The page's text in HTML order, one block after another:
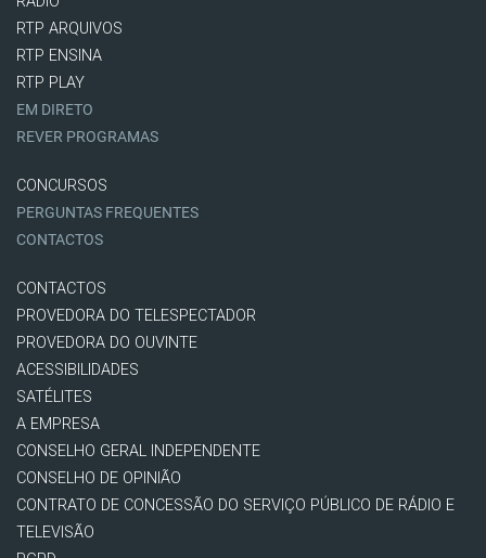
RTP ARQUIVOS
RTP ENSINA
RTP PLAY
EM DIRETO
REVER PROGRAMAS
CONCURSOS
PERGUNTAS FREQUENTES
CONTACTOS
CONTACTOS
PROVEDORA DO TELESPECTADOR
PROVEDORA DO OUVINTE
ACESSIBILIDADES
SATÉLITES
A EMPRESA
CONSELHO GERAL INDEPENDENTE
CONSELHO DE OPINIÃO
CONTRATO DE CONCESSÃO DO SERVIÇO PÚBLICO DE RÁDIO E
TELEVISÃO